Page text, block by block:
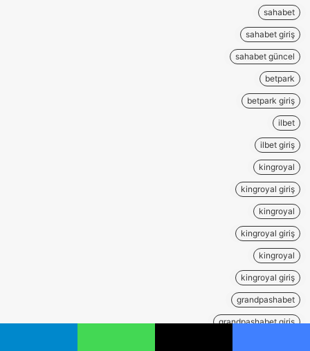
sahabet
sahabet giriş
sahabet güncel
betpark
betpark giriş
ilbet
ilbet giriş
kingroyal
kingroyal giriş
kingroyal
kingroyal giriş
kingroyal
kingroyal giriş
grandpashabet
grandpashabet giriş